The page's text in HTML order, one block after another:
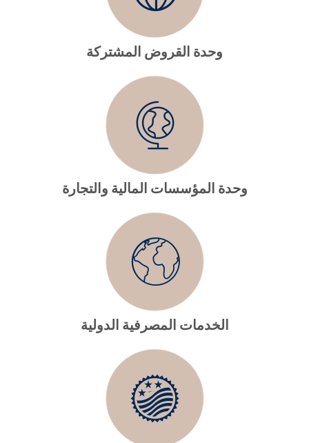
وحدة القروض المشتركة
وحدة المؤسسات المالية والتجارة
الخدمات المصرفية الدولية